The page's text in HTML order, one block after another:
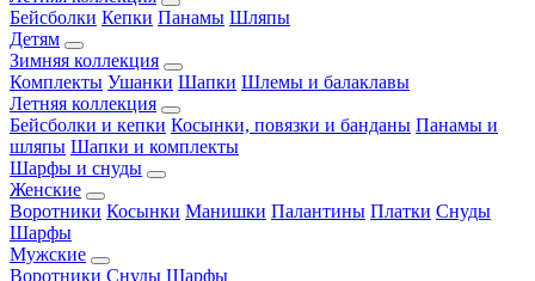
Бейсболки Кепки Панамы Шляпы
Детям
Зимняя коллекция
Комплекты Ушанки Шапки Шлемы и балаклавы
Летняя коллекция
Бейсболки и кепки Косынки, повязки и банданы Панамы и
шляпы Шапки и комплекты
Шарфы и снуды
Женские
Воротники Косынки Манишки Палантины Платки Снуды
Шарфы
Мужские
Воротники Снуды Шарфы